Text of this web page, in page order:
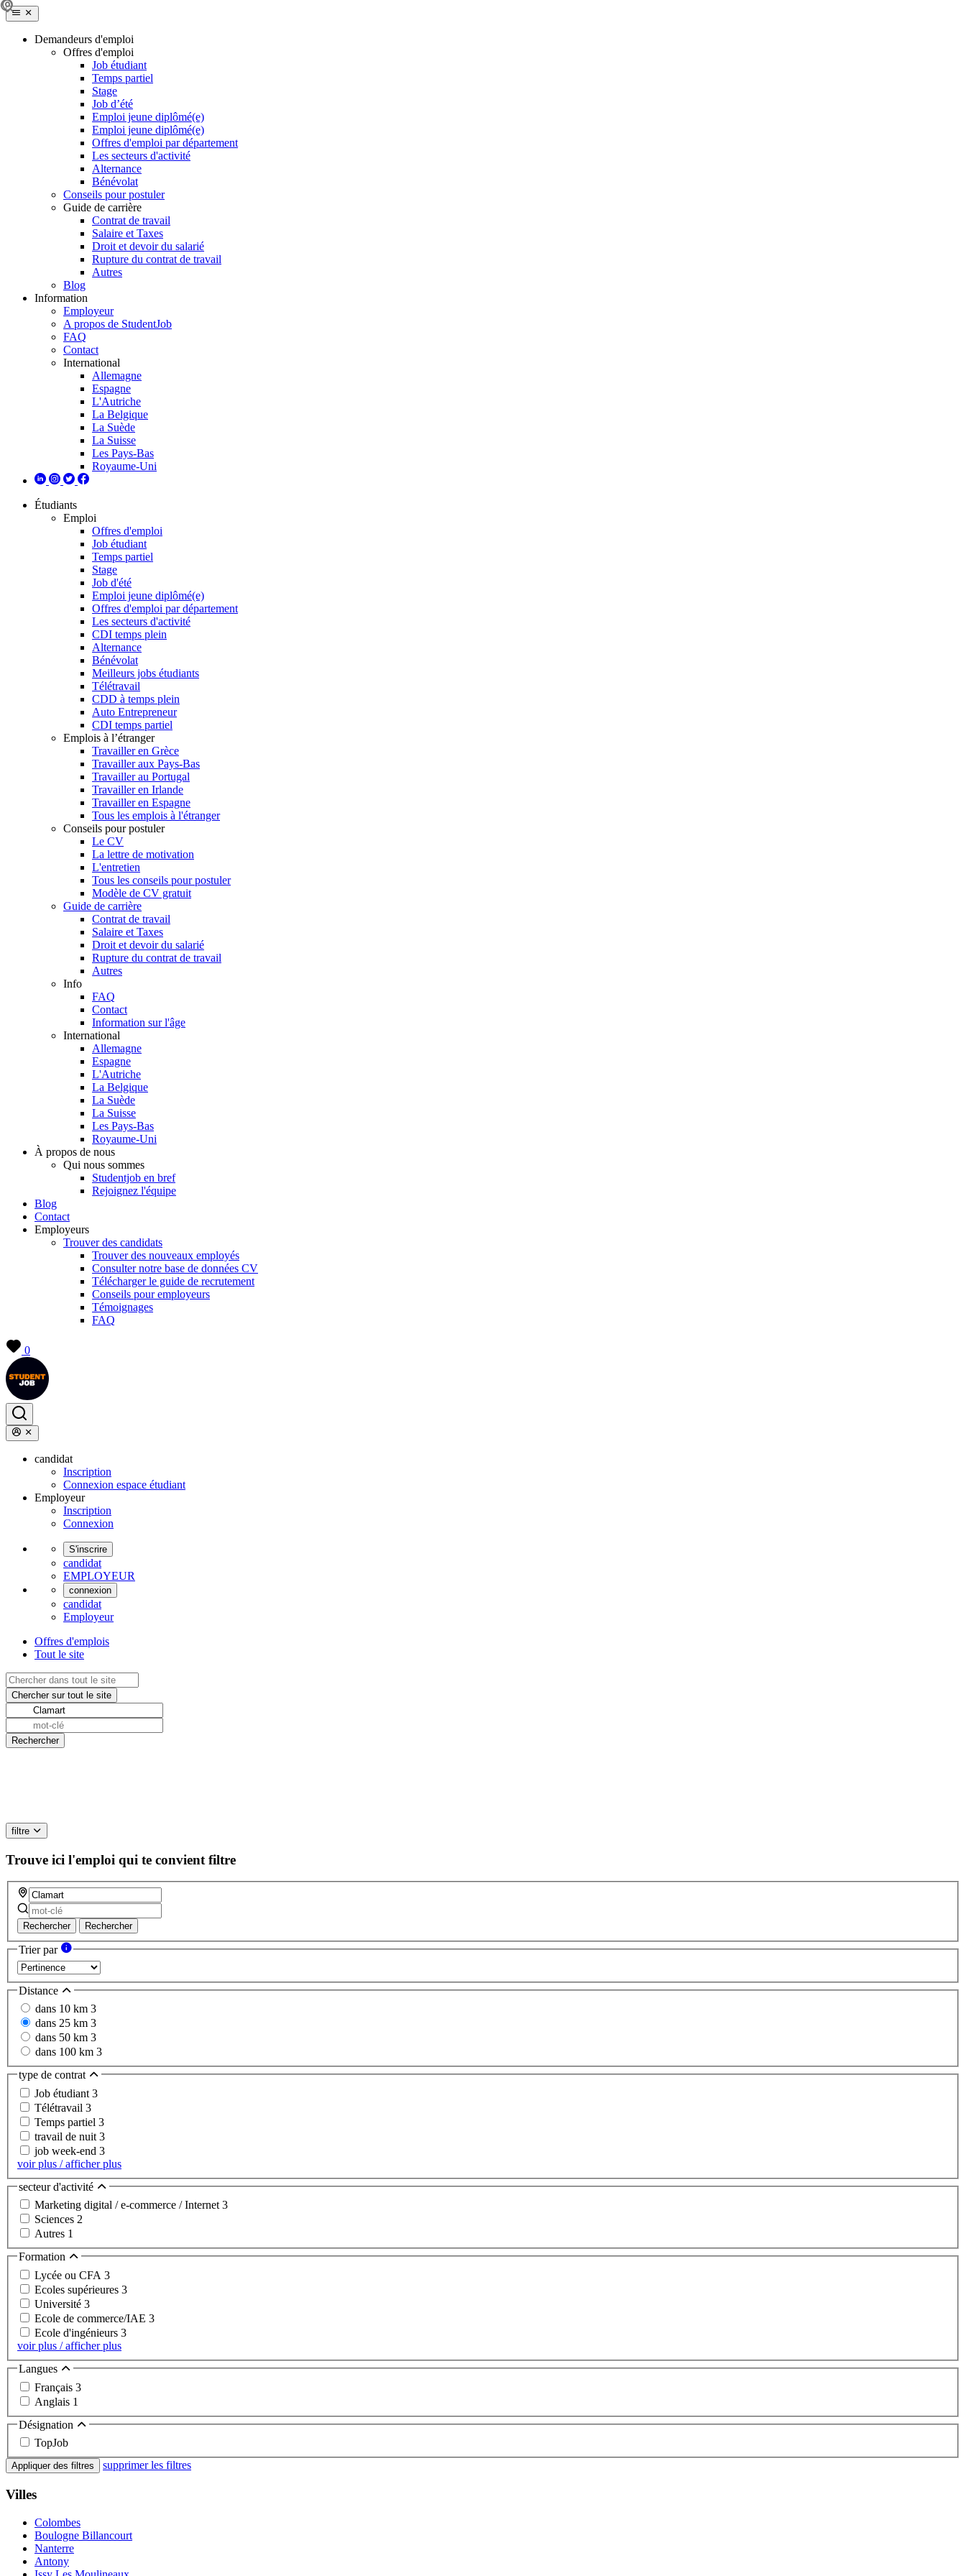
Demandeurs d'emploi
Offres d'emploi
Job étudiant
Temps partiel
Stage
Job d’été
Emploi jeune diplômé(e)
Emploi jeune diplômé(e)
Offres d'emploi par département
Les secteurs d'activité
Alternance
Bénévolat
Conseils pour postuler
Guide de carrière
Contrat de travail
Salaire et Taxes
Droit et devoir du salarié
Rupture du contrat de travail
Autres
Blog
Information
Employeur
A propos de StudentJob
FAQ
Contact
International
Allemagne
Espagne
L'Autriche
La Belgique
La Suède
La Suisse
Les Pays-Bas
Royaume-Uni
Étudiants
Emploi
Offres d'emploi
Job étudiant
Temps partiel
Stage
Job d'été
Emploi jeune diplômé(e)
Offres d'emploi par département
Les secteurs d'activité
CDI temps plein
Alternance
Bénévolat
Meilleurs jobs étudiants
Télétravail
CDD à temps plein
Auto Entrepreneur
CDI temps partiel
Emplois à l’étranger
Travailler en Grèce
Travailler aux Pays-Bas
Travailler au Portugal
Travailler en Irlande
Travailler en Espagne
Tous les emplois à l'étranger
Conseils pour postuler
Le CV
La lettre de motivation
L'entretien
Tous les conseils pour postuler
Modèle de CV gratuit
Guide de carrière
Contrat de travail
Salaire et Taxes
Droit et devoir du salarié
Rupture du contrat de travail
Autres
Info
FAQ
Contact
Information sur l'âge
International
Allemagne
Espagne
L'Autriche
La Belgique
La Suède
La Suisse
Les Pays-Bas
Royaume-Uni
À propos de nous
Qui nous sommes
Studentjob en bref
Rejoignez l'équipe
Blog
Contact
Employeurs
Trouver des candidats
Trouver des nouveaux employés
Consulter notre base de données CV
Télécharger le guide de recrutement
Conseils pour employeurs
Témoignages
FAQ
0
candidat
Inscription
Connexion espace étudiant
Employeur
Inscription
Connexion
S'inscrire
candidat
EMPLOYEUR
connexion
candidat
Employeur
Offres d'emplois
Tout le site
filtre
Trouve ici l'emploi qui te convient filtre
Rechercher Rechercher
Trier par
Distance
dans 10 km 3
dans 25 km 3
dans 50 km 3
dans 100 km 3
type de contrat
Job étudiant 3
Télétravail 3
Temps partiel 3
travail de nuit 3
job week-end 3
voir plus / afficher plus
secteur d'activité
Marketing digital / e-commerce / Internet3
Sciences 2
Autres 1
Formation
Lycée ou CFA 3
Ecoles supérieures 3
Université 3
Ecole de commerce/IAE 3
Ecole d'ingénieurs 3
voir plus / afficher plus
Langues
Français 3
Anglais 1
Désignation
TopJob
Appliquer des filtres supprimer les filtres
Villes
Colombes
Boulogne Billancourt
Nanterre
Antony